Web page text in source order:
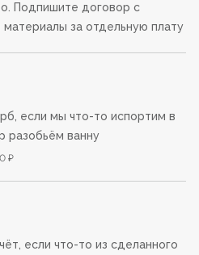
Подпишите договор с
за отдельную плату
если мы что-то испортим в
разобьём ванну
₽
если что-то из сделанного